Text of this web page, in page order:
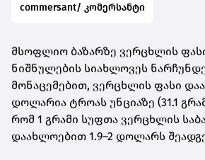
commersant/ კომერსანტი
მსოფლიო ბაზარზე ვერცხლის
ნიშნულების სიახლოვეს
მონაცემებით, ვერცხლის ფასი
დოლარია ტროას უნციაზე (31.1
რომ 1 გრამი სუფთა ვერცხლის
დაახლოებით 1.9–2 დოლარს